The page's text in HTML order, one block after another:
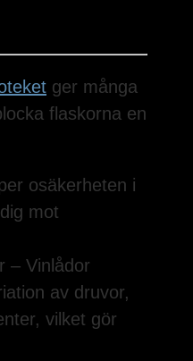
ger många
flaskorna en
osäkerheten i
mot
– Vinlådor
av druvor,
vilket gör